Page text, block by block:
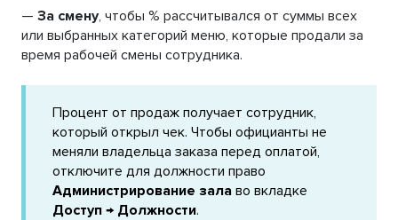
— За смену, чтобы % рассчитывался от суммы всех
или выбранных категорий меню, которые продали за
время рабочей смены сотрудника.
Процент от продаж получает сотрудник,
который открыл чек. Чтобы официанты не
меняли владельца заказа перед оплатой,
отключите для должности право
Администрирование зала во вкладке
Доступ → Должности.